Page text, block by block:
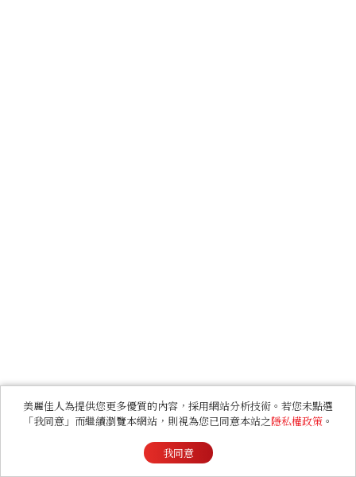
美麗佳人為提供您更多優質的內容，採用網站分析技術。若您未點選
「我同意」而繼續瀏覽本網站，則視為您已同意本站之隱私權政策 。
我同意